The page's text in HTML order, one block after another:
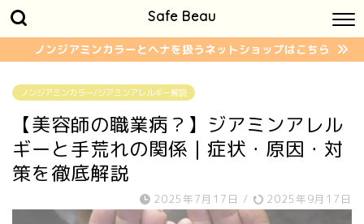
Safe Beau
ノンジアミンカラーとヘナを扱うネットショップはこちら
ノンジアミンカラー/ジアミンアレルギー解説
【美容師の職業病？】ジアミンアレル
ギーと手荒れの関係｜症状・原因・対
策を徹底解説
2025年7月17日 / 2025年9月17日